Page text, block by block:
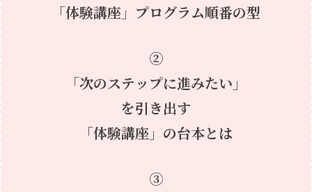
「体験講座」プログラム順番の型
②
「次のステップに進みたい」
を引き出す
「体験講座」の台本とは
③